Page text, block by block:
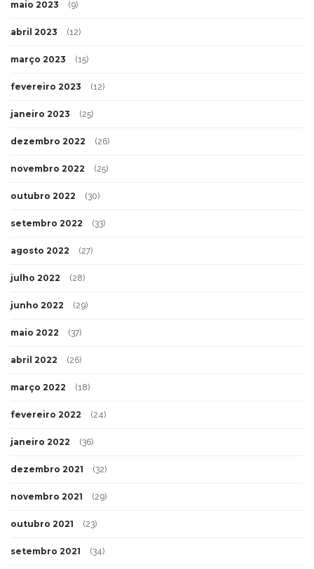
maio 2023 (9)
abril 2023 (12)
março 2023 (15)
fevereiro 2023 (12)
janeiro 2023 (25)
dezembro 2022 (26)
novembro 2022 (25)
outubro 2022 (30)
setembro 2022 (33)
agosto 2022 (27)
julho 2022 (28)
junho 2022 (29)
maio 2022 (37)
abril 2022 (26)
março 2022 (18)
fevereiro 2022 (24)
janeiro 2022 (36)
dezembro 2021 (32)
novembro 2021 (29)
outubro 2021 (23)
setembro 2021 (34)